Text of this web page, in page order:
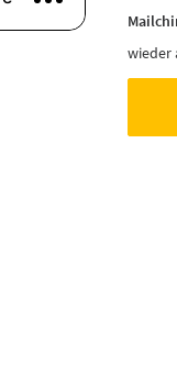
wieder